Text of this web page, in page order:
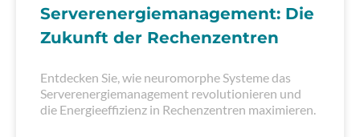
Serverenergiemanagement: Die
Zukunft der Rechenzentren
Entdecken Sie, wie neuromorphe Systeme das
Serverenergiemanagement revolutionieren und
die Energieeffizienz in Rechenzentren maximieren.